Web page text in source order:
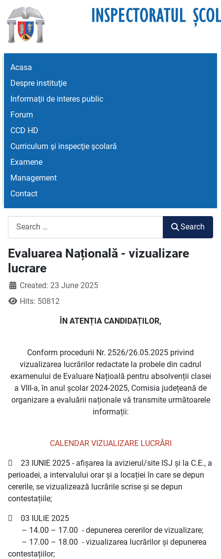
Acasa
Despre instituţie
Informaţii de interes public
Forum
CCD HD
Curriculum şi inspecţie şcolară
Examene
Management
Contact
Search
Evaluarea Națională - vizualizare
lucrare
Created: 23 June 2025
Hits: 50812
ÎN ATENȚIA CANDIDAȚILOR,
Conform procedurii Nr. 2526/26.05.2025 privind
vizualizarea lucrărilor redactate la probele din cadrul
examenului de Evaluare Națioală pentru absolvenții clasei
a VIII-a, în anul școlar 2024-2025, Comisia județeană de
organizare a evaluării naționale vă transmite următoarele
informații:
CALENDAR VIZUALIZARE LUCRĂRI
 23 IUNIE 2025 - afișarea la avizierul/site ISJ și la C.E., a
perioadei, a intervalului orar și a locației în care se depun
cererile, se vizualizează lucrările scrise și se depun
contestațiile;
 03 IULIE 2025
– 14.00 – 17.00 - depunerea cererilor de vizualizare;
– 17.00 – 18.00 - vizualizarea lucrărilor și depunerea
contestațiilor;